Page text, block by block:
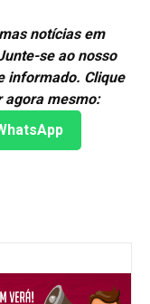
notícias em
se ao nosso
informado. Clique
agora mesmo: